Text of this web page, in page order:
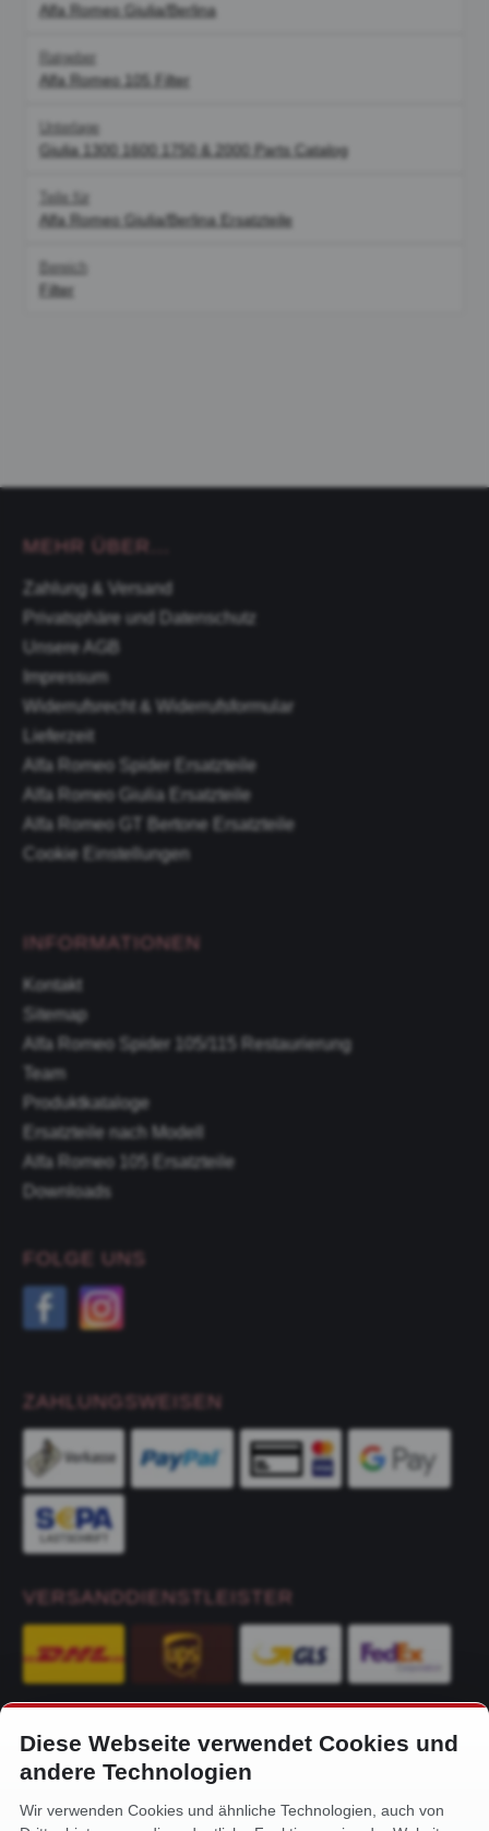
Alfa Romeo Giulia/Berlina
Ratgeber
Alfa Romeo 105 Filter
Unterlage
Giulia 1300 1600 1750 & 2000 Parts Catalog
Teile für
Alfa Romeo Giulia/Berlina Ersatzteile
Bereich
Filter
MEHR ÜBER...
Zahlung & Versand
Privatsphäre und Datenschutz
Unsere AGB
Impressum
Widerrufsrecht & Widerrufsformular
Lieferzeit
Alfa Romeo Spider Ersatzteile
Alfa Romeo Giulia Ersatzteile
Alfa Romeo GT Bertone Ersatzteile
Cookie Einstellungen
INFORMATIONEN
Kontakt
Sitemap
Alfa Romeo Spider 105/115 Restaurierung
Team
Produktkataloge
Ersatzteile nach Modell
Alfa Romeo 105 Ersatzteile
Downloads
FOLGE UNS
ZAHLUNGSWEISEN
VERSANDDIENSTLEISTER
KONTAKT
Alfa-Service Hurtienne GmbH
Siemensstr. 32
Diese Webseite verwendet Cookies und
andere Technologien
Wir verwenden Cookies und ähnliche Technologien, auch von